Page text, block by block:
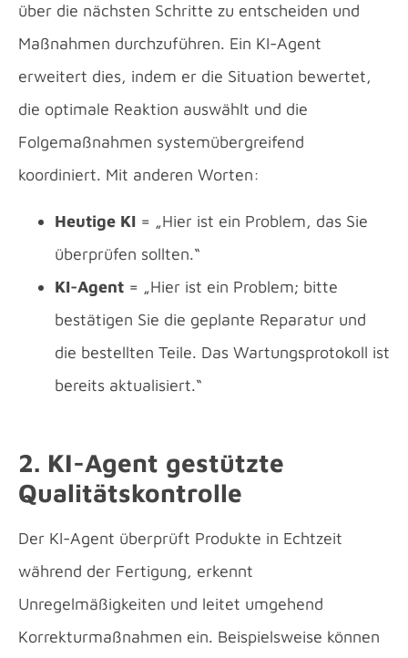
über die nächsten Schritte zu entscheiden und
Maßnahmen durchzuführen. Ein KI-Agent
erweitert dies, indem er die Situation bewertet,
die optimale Reaktion auswählt und die
Folgemaßnahmen systemübergreifend
koordiniert. Mit anderen Worten:
Heutige KI = „Hier ist ein Problem, das Sie
überprüfen sollten.“
KI-Agent = „Hier ist ein Problem; bitte
bestätigen Sie die geplante Reparatur und
die bestellten Teile. Das Wartungsprotokoll ist
bereits aktualisiert.“
2. KI-Agent gestützte
Qualitätskontrolle
Der KI-Agent überprüft Produkte in Echtzeit
während der Fertigung, erkennt
Unregelmäßigkeiten und leitet umgehend
Korrekturmaßnahmen ein. Beispielsweise können